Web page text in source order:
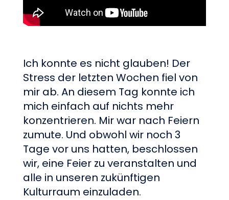
Ich konnte es nicht glauben! Der
Stress der letzten Wochen fiel von
mir ab. An diesem Tag konnte ich
mich einfach auf nichts mehr
konzentrieren. Mir war nach Feiern
zumute. Und obwohl wir noch 3
Tage vor uns hatten, beschlossen
wir, eine Feier zu veranstalten und
alle in unseren zukünftigen
Kulturraum einzuladen.